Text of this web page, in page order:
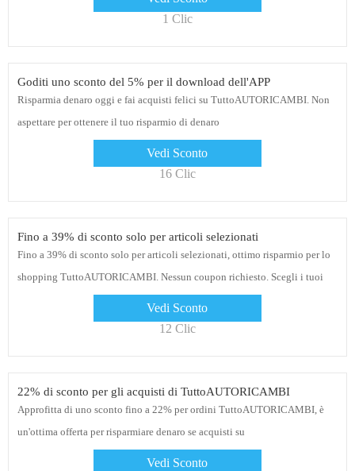
1 Clic
Goditi uno sconto del 5% per il download dell'APP
Risparmia denaro oggi e fai acquisti felici su TuttoAUTORICAMBI. Non
aspettare per ottenere il tuo risparmio di denaro
Vedi Sconto
16 Clic
Fino a 39% di sconto solo per articoli selezionati
Fino a 39% di sconto solo per articoli selezionati, ottimo risparmio per lo
shopping TuttoAUTORICAMBI. Nessun coupon richiesto. Scegli i tuoi
Vedi Sconto
12 Clic
22% di sconto per gli acquisti di TuttoAUTORICAMBI
Approfitta di uno sconto fino a 22% per ordini TuttoAUTORICAMBI, è
un'ottima offerta per risparmiare denaro se acquisti su
Vedi Sconto